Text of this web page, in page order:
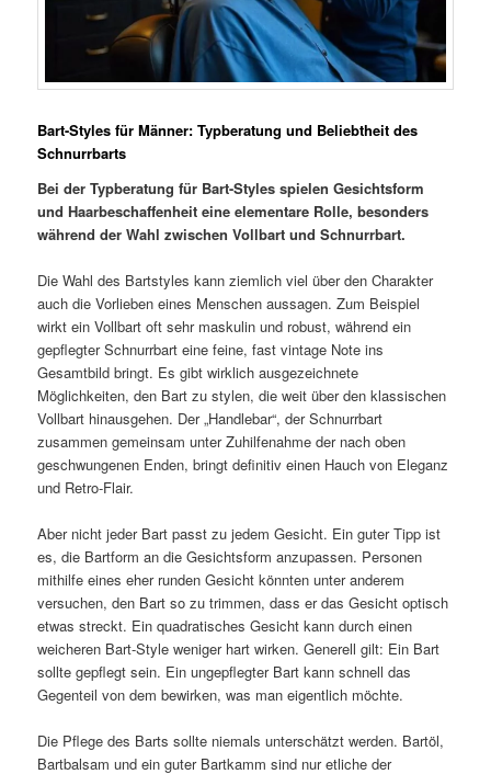
Bart-Styles für Männer: Typberatung und Beliebtheit des
Schnurrbarts
Bei der Typberatung für Bart-Styles spielen Gesichtsform
und Haarbeschaffenheit eine elementare Rolle, besonders
während der Wahl zwischen Vollbart und Schnurrbart.
Die Wahl des Bartstyles kann ziemlich viel über den Charakter
auch die Vorlieben eines Menschen aussagen. Zum Beispiel
wirkt ein Vollbart oft sehr maskulin und robust, während ein
gepflegter Schnurrbart eine feine, fast vintage Note ins
Gesamtbild bringt. Es gibt wirklich ausgezeichnete
Möglichkeiten, den Bart zu stylen, die weit über den klassischen
Vollbart hinausgehen. Der „Handlebar“, der Schnurrbart
zusammen gemeinsam unter Zuhilfenahme der nach oben
geschwungenen Enden, bringt definitiv einen Hauch von Eleganz
und Retro-Flair.
Aber nicht jeder Bart passt zu jedem Gesicht. Ein guter Tipp ist
es, die Bartform an die Gesichtsform anzupassen. Personen
mithilfe eines eher runden Gesicht könnten unter anderem
versuchen, den Bart so zu trimmen, dass er das Gesicht optisch
etwas streckt. Ein quadratisches Gesicht kann durch einen
weicheren Bart-Style weniger hart wirken. Generell gilt: Ein Bart
sollte gepflegt sein. Ein ungepflegter Bart kann schnell das
Gegenteil von dem bewirken, was man eigentlich möchte.
Die Pflege des Barts sollte niemals unterschätzt werden. Bartöl,
Bartbalsam und ein guter Bartkamm sind nur etliche der